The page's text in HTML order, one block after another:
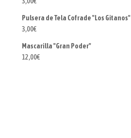
Pulsera de Tela Cofrade "Los Gitanos"
3,00€
Mascarilla "Gran Poder"
12,00€